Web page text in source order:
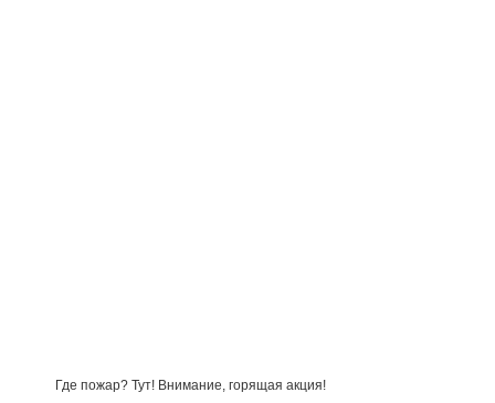
Где пожар? Тут! Внимание, горящая акция!